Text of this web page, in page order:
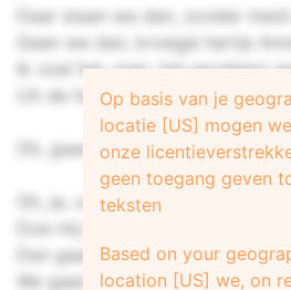
Daar staan we dan, zonder
Gaan we dan, kroegje hartje
Ik voel het, man, het escaleert
Uit de hand, uit de hand
Oh, gaan we het weer doen?
Oh, ja, vanavond
Doe mij je allerbeste flessen en
Dan gaan we zwemmen met z'n
We gaan van nul naar de
Op basis van je
locatie [US] mogen
onze
geen toegang geven
teksten
Based on your
location [US] we, on